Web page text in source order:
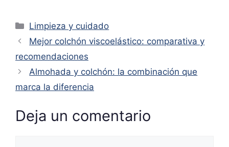
Categorías
Limpieza y cuidado
Mejor colchón viscoelástico: comparativa y
recomendaciones
Almohada y colchón: la combinación que
marca la diferencia
Deja un comentario